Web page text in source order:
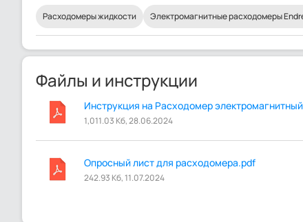
Расходомеры жидкости Электромагнитные расходомеры
Файлы и инструкции
Инструкция на Расходомер
1,011.03 Кб, 28.06.2024
Опросный лист для расходомера.pdf
242.93 Кб, 11.07.2024